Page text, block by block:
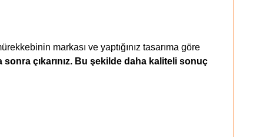
markası ve yaptığınız tasarıma göre
sonra çıkarınız. Bu şekilde daha kaliteli sonuç